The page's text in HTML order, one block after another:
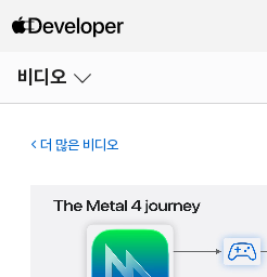
비디오
열기
더 많은 비디오